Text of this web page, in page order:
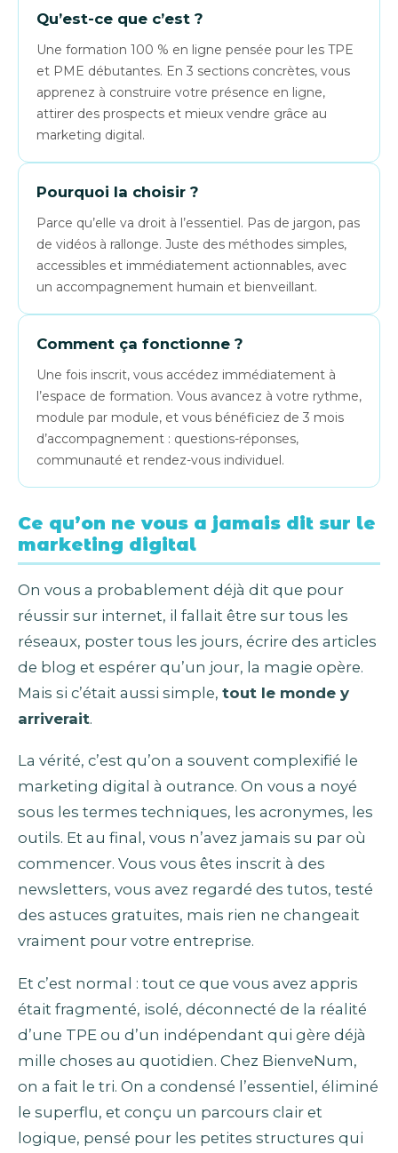
Qu’est-ce que c’est ?
Une formation 100 % en ligne pensée pour les TPE
et PME débutantes. En 3 sections concrètes, vous
apprenez à construire votre présence en ligne,
attirer des prospects et mieux vendre grâce au
marketing digital.
Pourquoi la choisir ?
Parce qu’elle va droit à l’essentiel. Pas de jargon, pas
de vidéos à rallonge. Juste des méthodes simples,
accessibles et immédiatement actionnables, avec
un accompagnement humain et bienveillant.
Comment ça fonctionne ?
Une fois inscrit, vous accédez immédiatement à
l’espace de formation. Vous avancez à votre rythme,
module par module, et vous bénéficiez de 3 mois
d’accompagnement : questions-réponses,
communauté et rendez-vous individuel.
Ce qu’on ne vous a jamais dit sur le
marketing digital
On vous a probablement déjà dit que pour
réussir sur internet, il fallait être sur tous les
réseaux, poster tous les jours, écrire des articles
de blog et espérer qu’un jour, la magie opère.
Mais si c’était aussi simple, tout le monde y
arriverait.
La vérité, c’est qu’on a souvent complexifié le
marketing digital à outrance. On vous a noyé
sous les termes techniques, les acronymes, les
outils. Et au final, vous n’avez jamais su par où
commencer. Vous vous êtes inscrit à des
newsletters, vous avez regardé des tutos, testé
des astuces gratuites, mais rien ne changeait
vraiment pour votre entreprise.
Et c’est normal : tout ce que vous avez appris
était fragmenté, isolé, déconnecté de la réalité
d’une TPE ou d’un indépendant qui gère déjà
mille choses au quotidien. Chez BienveNum,
on a fait le tri. On a condensé l’essentiel, éliminé
le superflu, et conçu un parcours clair et
logique, pensé pour les petites structures qui